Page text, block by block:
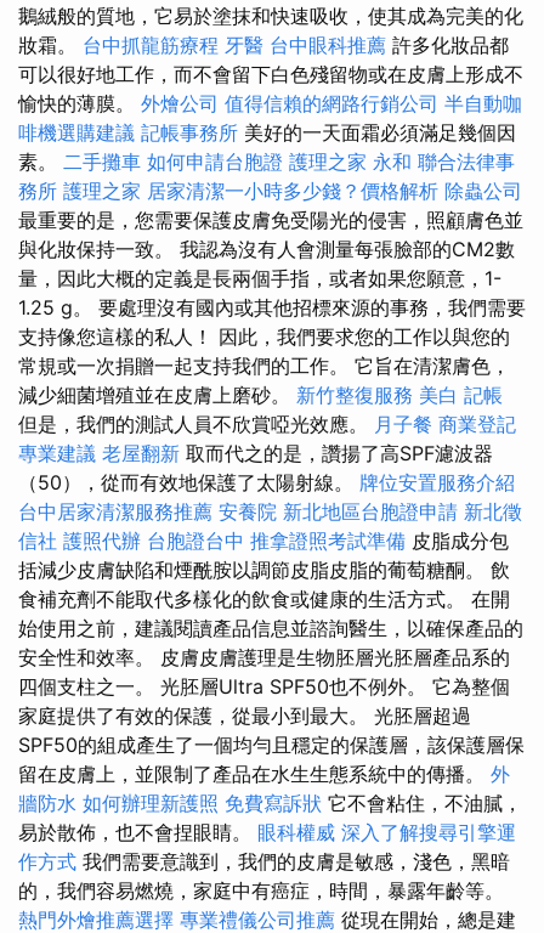
鵝絨般的質地，它易於塗抹和快速吸收，使其成為完美的化
妝霜。 台中抓龍筋療程 牙醫 台中眼科推薦 許多化妝品都
可以很好地工作，而不會留下白色殘留物或在皮膚上形成不
愉快的薄膜。 外燴公司 值得信賴的網路行銷公司 半自動咖
啡機選購建議 記帳事務所 美好的一天面霜必須滿足幾個因
素。 二手攤車 如何申請台胞證 護理之家 永和 聯合法律事
務所 護理之家 居家清潔一小時多少錢？價格解析 除蟲公司
最重要的是，您需要保護皮膚免受陽光的侵害，照顧膚色並
與化妝保持一致。 我認為沒有人會測量每張臉部的CM2數
量，因此大概的定義是長兩個手指，或者如果您願意，1-
1.25 g。 要處理沒有國內或其他招標來源的事務，我們需要
支持像您這樣的私人！ 因此，我們要求您的工作以與您的
常規或一次捐贈一起支持我們的工作。 它旨在清潔膚色，
減少細菌增殖並在皮膚上磨砂。 新竹整復服務 美白 記帳
但是，我們的測試人員不欣賞啞光效應。
月子餐 商業登記
專業建議 老屋翻新 取而代之的是，讚揚了高SPF濾波器
（50），從而有效地保護了太陽射線。 牌位安置服務介紹
台中居家清潔服務推薦 安養院 新北地區台胞證申請 新北徵
信社 護照代辦 台胞證台中 推拿證照考試準備 皮脂成分包
括減少皮膚缺陷和煙酰胺以調節皮脂皮脂的葡萄糖酮。 飲
食補充劑不能取代多樣化的飲食或健康的生活方式。 在開
始使用之前，建議閱讀產品信息並諮詢醫生，以確保產品的
安全性和效率。 皮膚皮膚護理是生物胚層光胚層產品系的
四個支柱之一。 光胚層Ultra SPF50也不例外。 它為整個
家庭提供了有效的保護，從最小到最大。 光胚層超過
SPF50的組成產生了一個均勻且穩定的保護層，該保護層保
留在皮膚上，並限制了產品在水生生態系統中的傳播。 外
牆防水 如何辦理新護照 免費寫訴狀 它不會粘住，不油膩，
易於散佈，也不會捏眼睛。 眼科權威 深入了解搜尋引擎運
作方式 我們需要意識到，我們的皮膚是敏感，淺色，黑暗
的，我們容易燃燒，家庭中有癌症，時間，暴露年齡等。
熱門外燴推薦選擇 專業禮儀公司推薦 從現在開始，總是建